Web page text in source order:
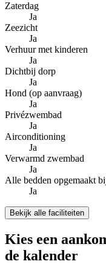
Zaterdag
Ja
Zeezicht
Ja
Verhuur met kinderen
Ja
Dichtbij dorp
Ja
Hond (op aanvraag)
Ja
Privézwembad
Ja
Airconditioning
Ja
Verwarmd zwembad
Ja
Alle bedden opgemaakt
Ja
Bekijk alle faciliteiten
Kies een
de kalender